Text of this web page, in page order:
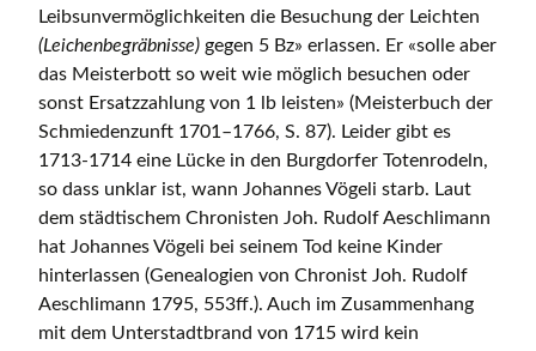
Leibsunvermöglichkeiten die Besuchung der Leichten
(Leichenbegräbnisse) gegen 5 Bz» erlassen. Er «solle aber
das Meisterbott so weit wie möglich besuchen oder
sonst Ersatzzahlung von 1 lb leisten» (Meisterbuch der
Schmiedenzunft 1701–1766, S. 87). Leider gibt es
1713-1714 eine Lücke in den Burgdorfer Totenrodeln,
so dass unklar ist, wann Johannes Vögeli starb. Laut
dem städtischem Chronisten Joh. Rudolf Aeschlimann
hat Johannes Vögeli bei seinem Tod keine Kinder
hinterlassen (Genealogien von Chronist Joh. Rudolf
Aeschlimann 1795, 553ff.). Auch im Zusammenhang
mit dem Unterstadtbrand von 1715 wird kein